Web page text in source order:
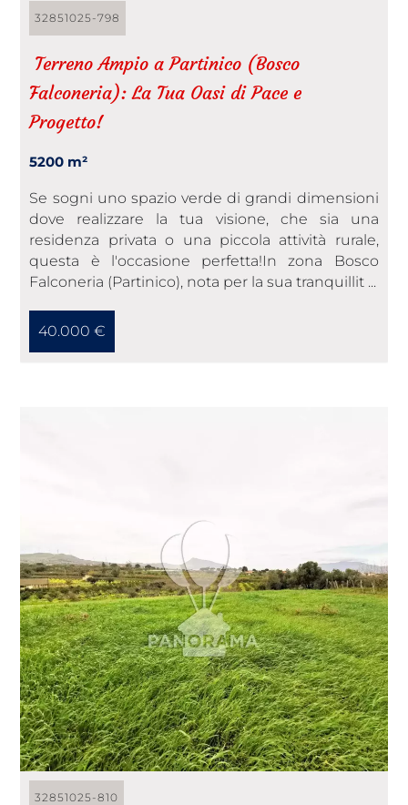
32851025-798
​ Terreno Ampio a Partinico (Bosco
Falconeria): La Tua Oasi di Pace e
Progetto!
5200 m²
Se sogni uno spazio verde di grandi dimensioni
dove realizzare la tua visione, che sia una
residenza privata o una piccola attività rurale,
questa è l'occasione perfetta! ​In zona Bosco
Falconeria (Partinico), nota per la sua tranquillit ...
40.000 €
32851025-810